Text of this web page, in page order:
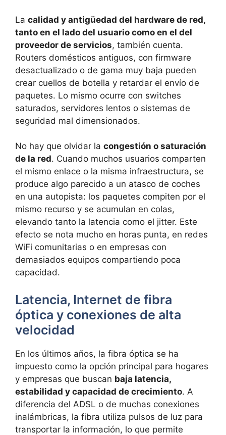
La calidad y antigüedad del hardware de red,
tanto en el lado del usuario como en el del
proveedor de servicios, también cuenta.
Routers domésticos antiguos, con firmware
desactualizado o de gama muy baja pueden
crear cuellos de botella y retardar el envío de
paquetes. Lo mismo ocurre con switches
saturados, servidores lentos o sistemas de
seguridad mal dimensionados.
No hay que olvidar la congestión o saturación
de la red. Cuando muchos usuarios comparten
el mismo enlace o la misma infraestructura, se
produce algo parecido a un atasco de coches
en una autopista: los paquetes compiten por el
mismo recurso y se acumulan en colas,
elevando tanto la latencia como el jitter. Este
efecto se nota mucho en horas punta, en redes
WiFi comunitarias o en empresas con
demasiados equipos compartiendo poca
capacidad.
Latencia, Internet de fibra
óptica y conexiones de alta
velocidad
En los últimos años, la fibra óptica se ha
impuesto como la opción principal para hogares
y empresas que buscan baja latencia,
estabilidad y capacidad de crecimiento. A
diferencia del ADSL o de muchas conexiones
inalámbricas, la fibra utiliza pulsos de luz para
transportar la información, lo que permite